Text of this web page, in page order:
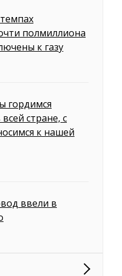
полмиллиона
к газу
гордимся
стране, с
к нашей
ввели в